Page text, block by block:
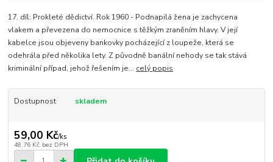
17. díl: Prokleté dědictví. Rok 1960 - Podnapilá žena je zachycena
vlakem a převezena do nemocnice s těžkým zraněním hlavy. V její
kabelce jsou objeveny bankovky pocházející z loupeže, která se
odehrála před několika lety. Z původně banální nehody se tak stává
kriminální případ, jehož řešením je... celý popis
Dostupnost skladem
59,00 Kč/ks
48,76 Kč bez DPH